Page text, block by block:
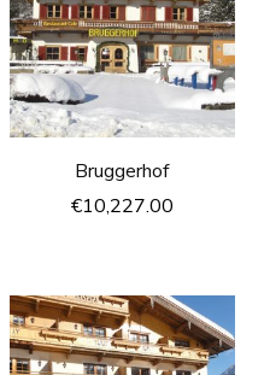
Bruggerhof
€10,227.00